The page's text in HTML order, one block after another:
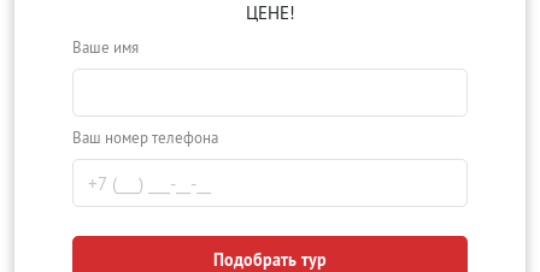
ЦЕНЕ!
Ваше имя
Ваш номер телефона
Подобрать тур